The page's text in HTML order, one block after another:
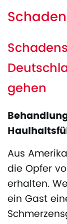
gehen
Aus
die Opfer
erhalten.
ein Gast